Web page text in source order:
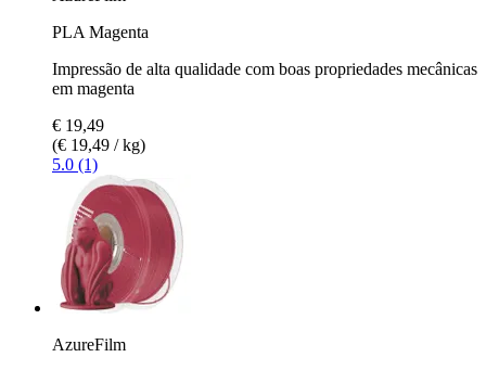
PLA Magenta
Impressão de alta qualidade com boas propriedades mecânicas
em magenta
€ 19,49
(€ 19,49 / kg)
5.0 (1)
AzureFilm